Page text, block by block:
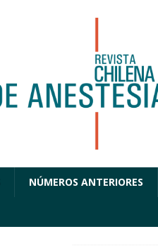
NÚMEROS ANTERIORES